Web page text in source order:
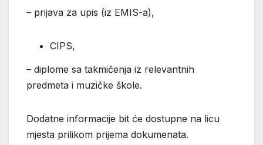
– prijava za upis (iz EMIS-a),
CIPS,
– diplome sa takmičenja iz relevantnih
predmeta i muzičke škole.
Dodatne informacije bit će dostupne na licu
mjesta prilikom prijema dokumenata.